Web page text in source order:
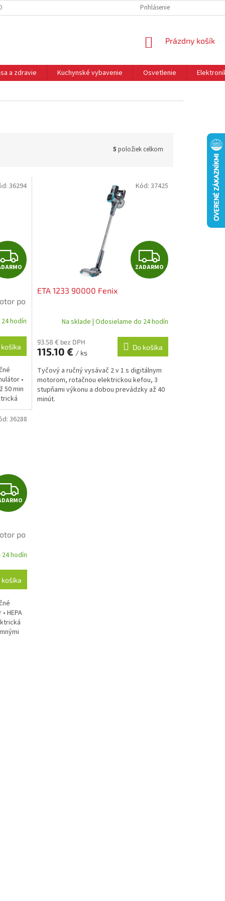
PODMIENKY OCHRANA OSOBNÝCH ÚDAJOV REKLAMÁCIE
Prihlásenie
NÁKUPNÝ
Prázdny košík
a zdravie Kuchynské vybavenie Osvetlenie
5 položiek celkom
Z
A
D
A
R
M
O
po
hodín
košíka
•
50 min
36294
Z
A
A
R
M
O
ZADARMO
ETA 1233 90000 Fenix
Na sklade | Odosielame do 24 hodín
93.58 € bez DPH
115.10 € / ks
Do košíka
Tyčový a ručný vysávač 2 v 1 s digitálnym
motorom, rotačnou elektrickou kefou, 3
stupňami výkonu a dobou prevádzky až 40
minút.
Kód: 37425
Z
A
D
A
R
M
O
po
hodín
košíka
HEPA
36288